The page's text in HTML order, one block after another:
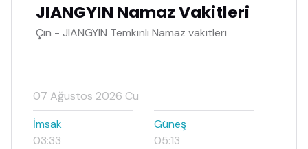
JIANGYIN Namaz Vakitleri
Çin - JIANGYIN Temkinli Namaz vakitleri
07 Ağustos 2026 Cu
İmsak
03:33
Güneş
05:13